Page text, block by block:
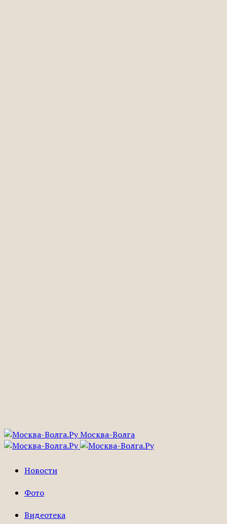
Москва-Волга
Новости
Фото
Видеотека